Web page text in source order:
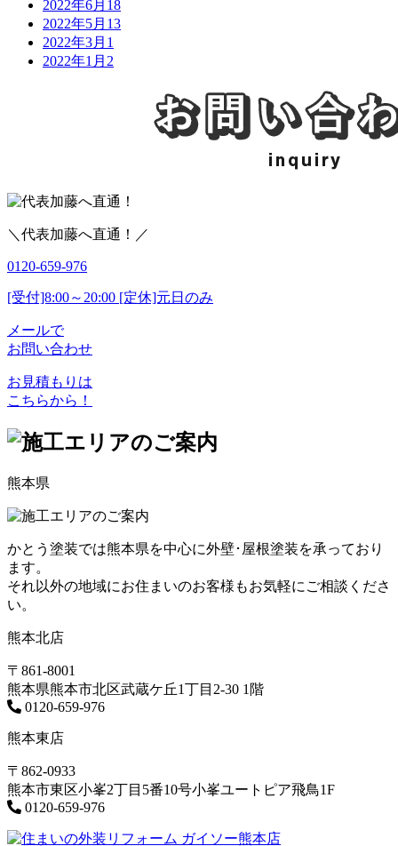
2022年6月 18
2022年5月 13
2022年3月 1
2022年1月 2
＼代表加藤へ直通！／
0120-659-976
[受付]8:00～20:00 [定休]元日のみ
メールで
お問い合わせ
お見積もりは
こちらから！
熊本県
かとう塗装では熊本県を中心に外壁･屋根塗装を承っており
ます。
それ以外の地域にお住まいのお客様もお気軽にご相談くださ
い。
熊本北店
〒861-8001
熊本県熊本市北区武蔵ケ丘1丁目2-30 1階
0120-659-976
熊本東店
〒862-0933
熊本市東区小峯2丁目5番10号小峯ユートピア飛鳥1F
0120-659-976